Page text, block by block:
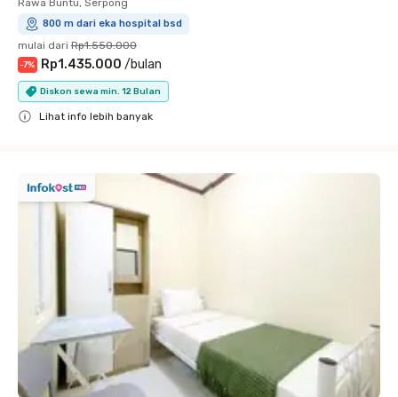
Rawa Buntu, Serpong
800 m dari eka hospital bsd
mulai dari Rp1.550.000
-7% Rp1.435.000 /bulan
Diskon sewa min. 12 Bulan
Lihat info lebih banyak